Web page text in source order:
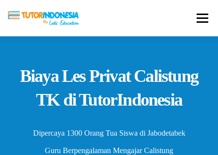
Menu
Biaya Les Privat Calistung
TK di TutorIndonesia
Dipercaya 1300 Orang Tua Siswa di Jabodetabek
Guru Berpengalaman Mengajar Calistung